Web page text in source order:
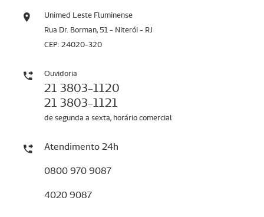
Unimed Leste Fluminense
Rua Dr. Borman, 51 - Niterói - RJ
CEP: 24020-320
Ouvidoria
21 3803-1120
21 3803-1121
de segunda a sexta, horário comercial
Atendimento 24h
0800 970 9087
4020 9087